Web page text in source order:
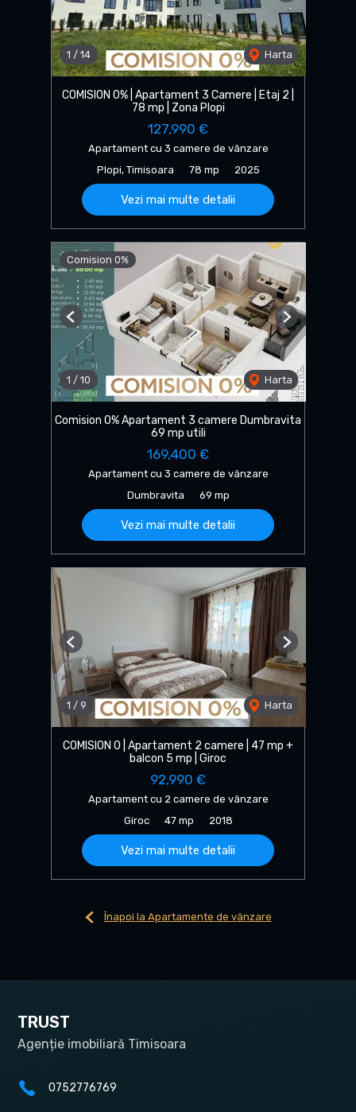
1 / 14 Harta
COMISION 0% | Apartament 3 Camere | Etaj 2 |
78 mp | Zona Plopi
127,990 €
Apartament cu 3 camere de vânzare
Plopi, Timisoara
78 mp 2025
Vezi mai multe detalii
Comision 0%
1 / 10 Harta
Previous Next
Comision 0% Apartament 3 camere Dumbravita
69 mp utili
169,400 €
Apartament cu 3 camere de vânzare
Dumbravita
69 mp
Vezi mai multe detalii
1 / 9 Harta
Previous Next
COMISION 0 | Apartament 2 camere | 47 mp +
balcon 5 mp | Giroc
92,990 €
Apartament cu 2 camere de vânzare
Giroc
47 mp 2018
Vezi mai multe detalii
Înapoi la Apartamente de vânzare
TRUST
Agenție imobiliară Timisoara
0752776769